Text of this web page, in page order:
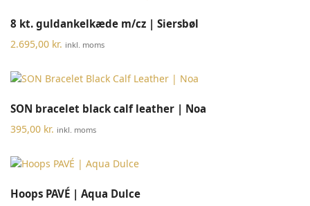
8 kt. guldankelkæde m/cz | Siersbøl
2.695,00 kr. inkl. moms
SON bracelet black calf leather | Noa
395,00 kr. inkl. moms
Hoops PAVÉ | Aqua Dulce